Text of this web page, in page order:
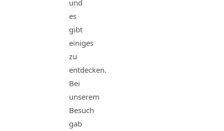
und
es
gibt
einiges
zu
entdecken.
Bei
unserem
Besuch
gab